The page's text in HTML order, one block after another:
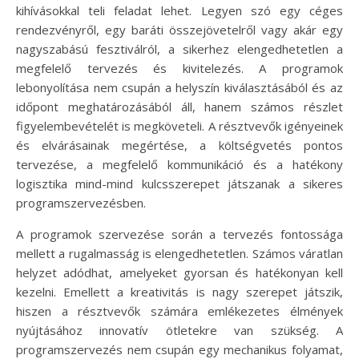
kihívásokkal teli feladat lehet. Legyen szó egy céges
rendezvényről, egy baráti összejövetelről vagy akár egy
nagyszabású fesztiválról, a sikerhez elengedhetetlen a
megfelelő tervezés és kivitelezés. A programok
lebonyolítása nem csupán a helyszín kiválasztásából és az
időpont meghatározásából áll, hanem számos részlet
figyelembevételét is megköveteli. A résztvevők igényeinek
és elvárásainak megértése, a költségvetés pontos
tervezése, a megfelelő kommunikáció és a hatékony
logisztika mind-mind kulcsszerepet játszanak a sikeres
programszervezésben.
A programok szervezése során a tervezés fontossága
mellett a rugalmasság is elengedhetetlen. Számos váratlan
helyzet adódhat, amelyeket gyorsan és hatékonyan kell
kezelni. Emellett a kreativitás is nagy szerepet játszik,
hiszen a résztvevők számára emlékezetes élmények
nyújtásához innovatív ötletekre van szükség. A
programszervezés nem csupán egy mechanikus folyamat,